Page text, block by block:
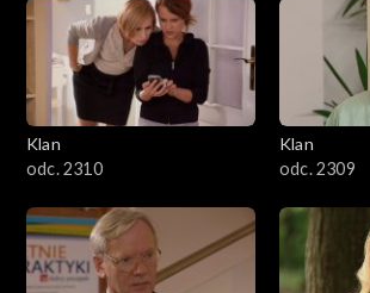
Klan
odc. 2310
Klan
odc. 2309